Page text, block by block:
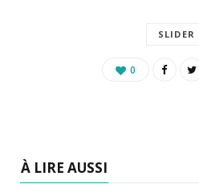
SLIDER
0
À LIRE AUSSI